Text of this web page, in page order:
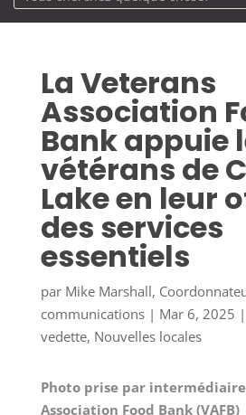
La Veterans
Association
Bank appuie
vétérans de
Lake en leur
des services
essentiels
par Mike Marshall,
communications| Mar 6, 2025 |
vedette, Nouvelles locales
Photo prise par
Association Food Bank (VAFB)